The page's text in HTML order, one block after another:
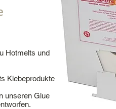
Hotmelts und
Klebeprodukte
unseren Glue